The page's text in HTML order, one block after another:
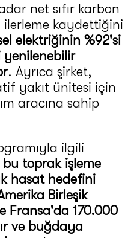
net sıfır karbon
kaydettiğini
elektriğinin %92'si
yenilenebilir
. Ayrıca şirket,
yakıt ünitesi için
aracına sahip
ilgili
bu toprak işleme
hasat hedefini
Birleşik
Fransa'da 170.000
ve buğdaya